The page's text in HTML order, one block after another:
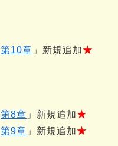
第10章 」新規追加★
第8章 」新規追加★
第9章 」新規追加★